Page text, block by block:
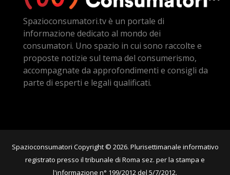
Spazioconsumatori.tv è un portale di
informazione dedicato al mondo dei
consumatori. Uno spazio in cui sono raccolte e
proposte notizie sul tema del consumerismo,
accompagnate da approfondimenti e consigli da
parte di esperti e legali qualificati.
Spazioconsumatori Copyright © 2026. Plurisettimanale informativo
registrato presso il tribunale di Roma sez. per la stampa e
l'informazione n° 199/2012 del 5/7/2012.